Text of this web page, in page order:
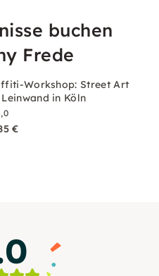
buchen
Frede
Workshop: Street Art
in Köln
€